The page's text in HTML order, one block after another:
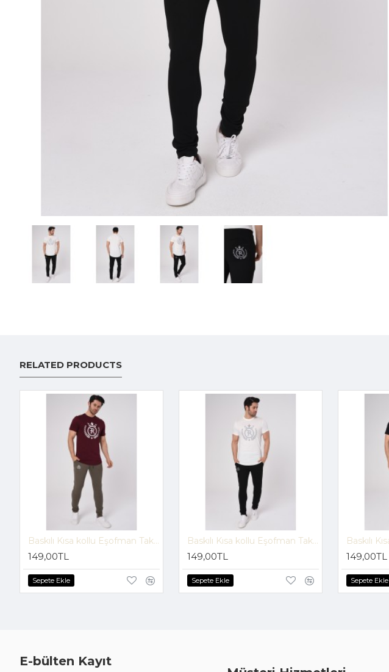
RELATED PRODUCTS
Baskılı Kısa kollu Eşofman Takım (Bordo-Vizon) -1697
149,00TL
Sepete Ekle
Baskılı Kısa kollu Eşofman Takım (Beyaz-Siyah) -1697
149,00TL
Sepete Ekle
149,00TL
Sepete Ekle
E-bülten Kayıt